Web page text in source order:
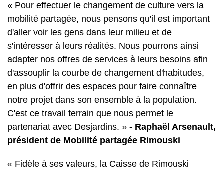
« Pour effectuer le changement de culture vers la
mobilité partagée, nous pensons qu'il est important
d'aller voir les gens dans leur milieu et de
s'intéresser à leurs réalités. Nous pourrons ainsi
adapter nos offres de services à leurs besoins afin
d'assouplir la courbe de changement d'habitudes,
en plus d'offrir des espaces pour faire connaître
notre projet dans son ensemble à la population.
C'est ce travail terrain que nous permet le
partenariat avec Desjardins. » - Raphaël Arsenault,
président de Mobilité partagée Rimouski
« Fidèle à ses valeurs, la Caisse de Rimouski